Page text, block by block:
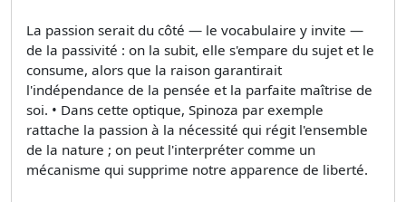
La passion serait du côté — le vocabulaire y invite —
de la passivité : on la subit, elle s'empare du sujet et le
consume, alors que la raison garantirait
l'indépendance de la pensée et la parfaite maîtrise de
soi. • Dans cette optique, Spinoza par exemple
rattache la passion à la nécessité qui régit l'ensemble
de la nature ; on peut l'interpréter comme un
mécanisme qui supprime notre apparence de liberté.